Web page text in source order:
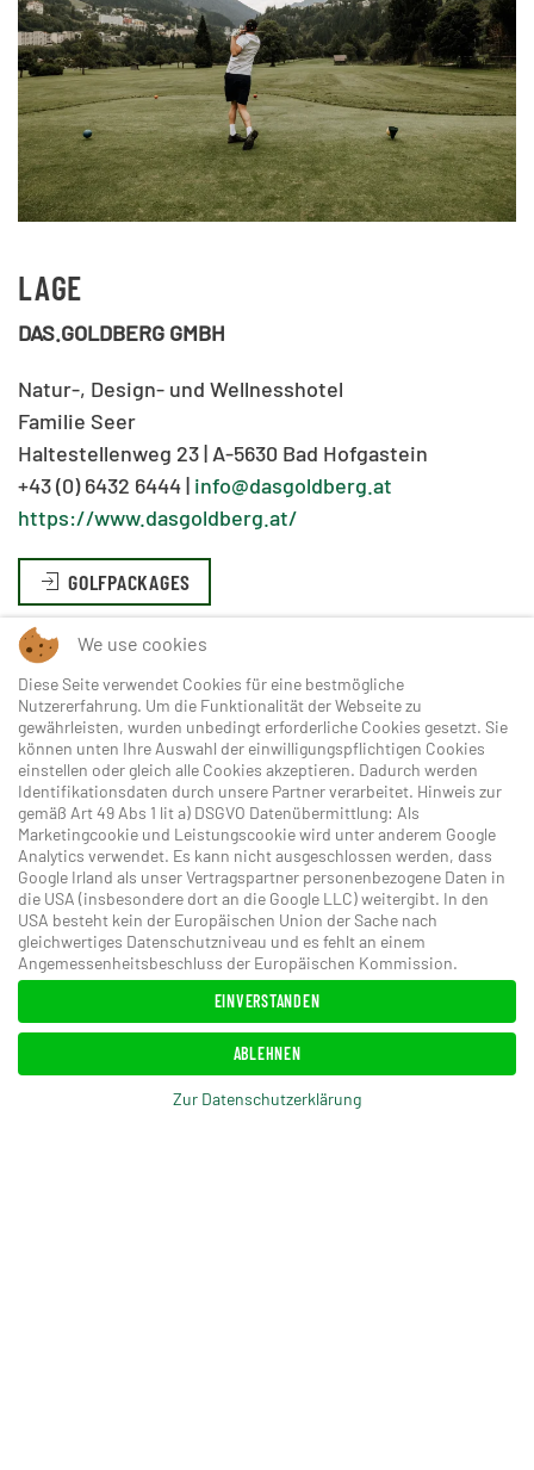
LAGE
DAS.GOLDBERG GMBH
Natur-, Design- und Wellnesshotel
Familie Seer
Haltestellenweg 23 | A-5630 Bad Hofgastein
+43 (0) 6432 6444 | info@dasgoldberg.at
https://www.dasgoldberg.at/
GOLFPACKAGES
ANSEHEN
We use cookies
Diese Seite verwendet Cookies für eine bestmögliche
Nutzererfahrung. Um die Funktionalität der Webseite zu
gewährleisten, wurden unbedingt erforderliche Cookies gesetzt. Sie
können unten Ihre Auswahl der einwilligungspflichtigen Cookies
einstellen oder gleich alle Cookies akzeptieren. Dadurch werden
Identifikationsdaten durch unsere Partner verarbeitet. Hinweis zur
gemäß Art 49 Abs 1 lit a) DSGVO Datenübermittlung: Als
Marketingcookie und Leistungscookie wird unter anderem Google
Analytics verwendet. Es kann nicht ausgeschlossen werden, dass
Google Irland als unser Vertragspartner personenbezogene Daten in
die USA (insbesondere dort an die Google LLC) weitergibt. In den
USA besteht kein der Europäischen Union der Sache nach
gleichwertiges Datenschutzniveau und es fehlt an einem
Angemessenheitsbeschluss der Europäischen Kommission.
EINVERSTANDEN
ABLEHNEN
Zur Datenschutzerklärung